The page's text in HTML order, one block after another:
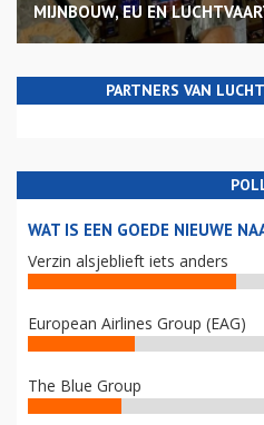
MIJNBOUW, EU EN
PARTNERS VAN
WAT IS EEN GOEDE NIEUWE
Verzin alsjeblieft iets anders
European Airlines Group (EAG)
The Blue Group